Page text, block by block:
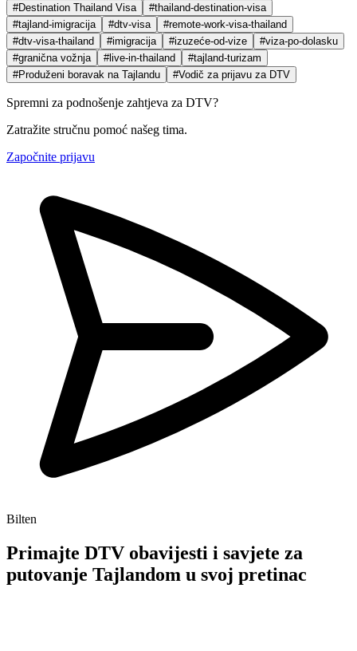
#Destination Thailand Visa
#thailand-destination-visa
#tajland-imigracija
#dtv-visa
#remote-work-visa-thailand
#dtv-visa-thailand
#imigracija #izuzeće-od-vize
#viza-po-dolasku
#granična vožnja
#live-in-thailand
#tajland-turizam
#Produženi boravak na Tajlandu
#Vodič za prijavu za DTV
Spremni za podnošenje zahtjeva za DTV?
Zatražite stručnu pomoć našeg tima.
Započnite prijavu
Bilten
Primajte DTV obavijesti i savjete za
putovanje Tajlandom u svoj pretinac